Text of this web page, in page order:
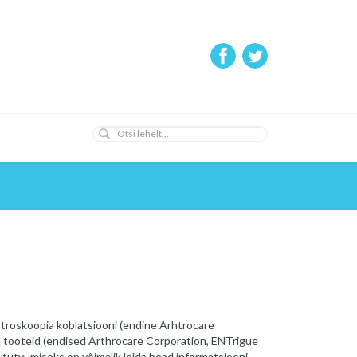
koblatsiooni (endine Arhtrocare
(endised Arthrocare Corporation, ENTrigue